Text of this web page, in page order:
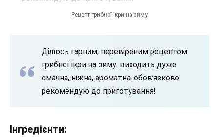
Рецепт грибної ікри на зиму
Ділюсь гарним, перевіреним рецептом
грибної ікри на зиму: виходить дуже
смачна, ніжна, ароматна, обов’язково
рекомендую до приготування!
Інгредієнти: